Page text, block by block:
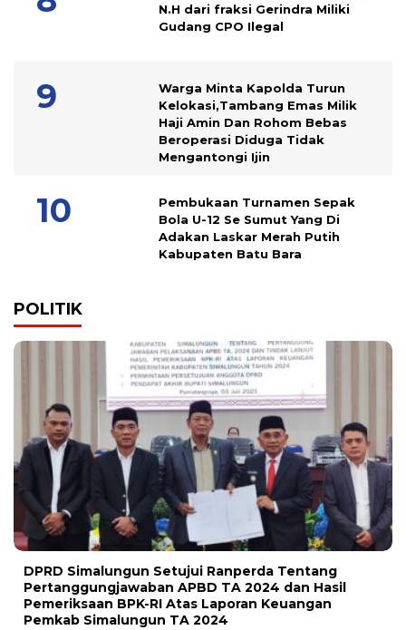
N.H dari fraksi Gerindra Miliki
Gudang CPO Ilegal
Warga Minta Kapolda Turun
Kelokasi,Tambang Emas Milik
Haji Amin Dan Rohom Bebas
Beroperasi Diduga Tidak
Mengantongi Ijin
Pembukaan Turnamen Sepak
Bola U-12 Se Sumut Yang Di
Adakan Laskar Merah Putih
Kabupaten Batu Bara
POLITIK
DPRD Simalungun Setujui Ranperda Tentang
Pertanggungjawaban APBD TA 2024 dan Hasil
Pemeriksaan BPK-RI Atas Laporan Keuangan
Pemkab Simalungun TA 2024